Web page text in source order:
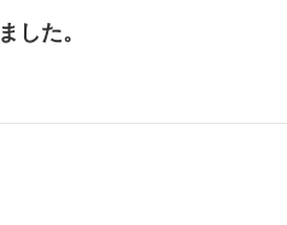
した。